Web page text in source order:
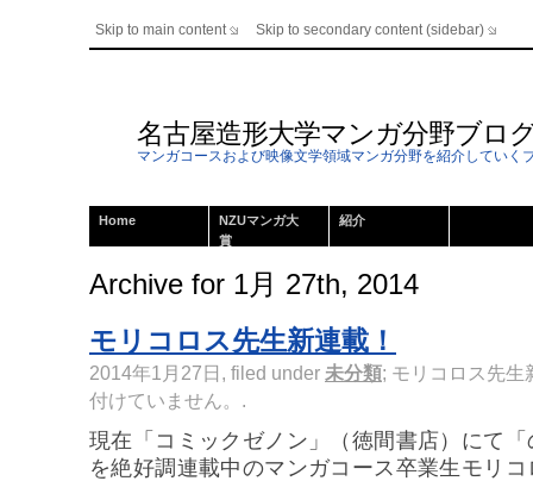
Skip to main content Skip to secondary content (sidebar)
名古屋造形大学マンガ分野ブロ
マンガコースおよび映像文学領域マンガ分野を紹介していく
Home
NZUマンガ大
賞
紹介
Archive for 1月 27th, 2014
モリコロス先生新連載！
2014年1月27日, filed under 未分類; モリコロス先生
付けていません。 .
現在「コミックゼノン」（徳間書店）にて
を絶好調連載中のマンガコース卒業生モリ